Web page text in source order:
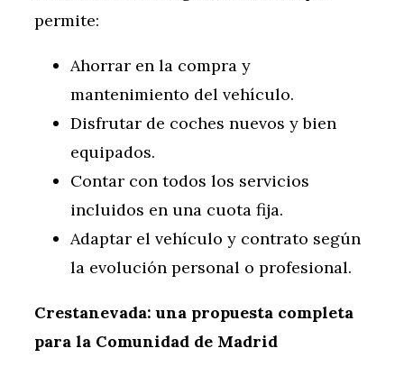
permite:
Ahorrar en la compra y
mantenimiento del vehículo.
Disfrutar de coches nuevos y bien
equipados.
Contar con todos los servicios
incluidos en una cuota fija.
Adaptar el vehículo y contrato según
la evolución personal o profesional.
Crestanevada: una propuesta completa
para la Comunidad de Madrid